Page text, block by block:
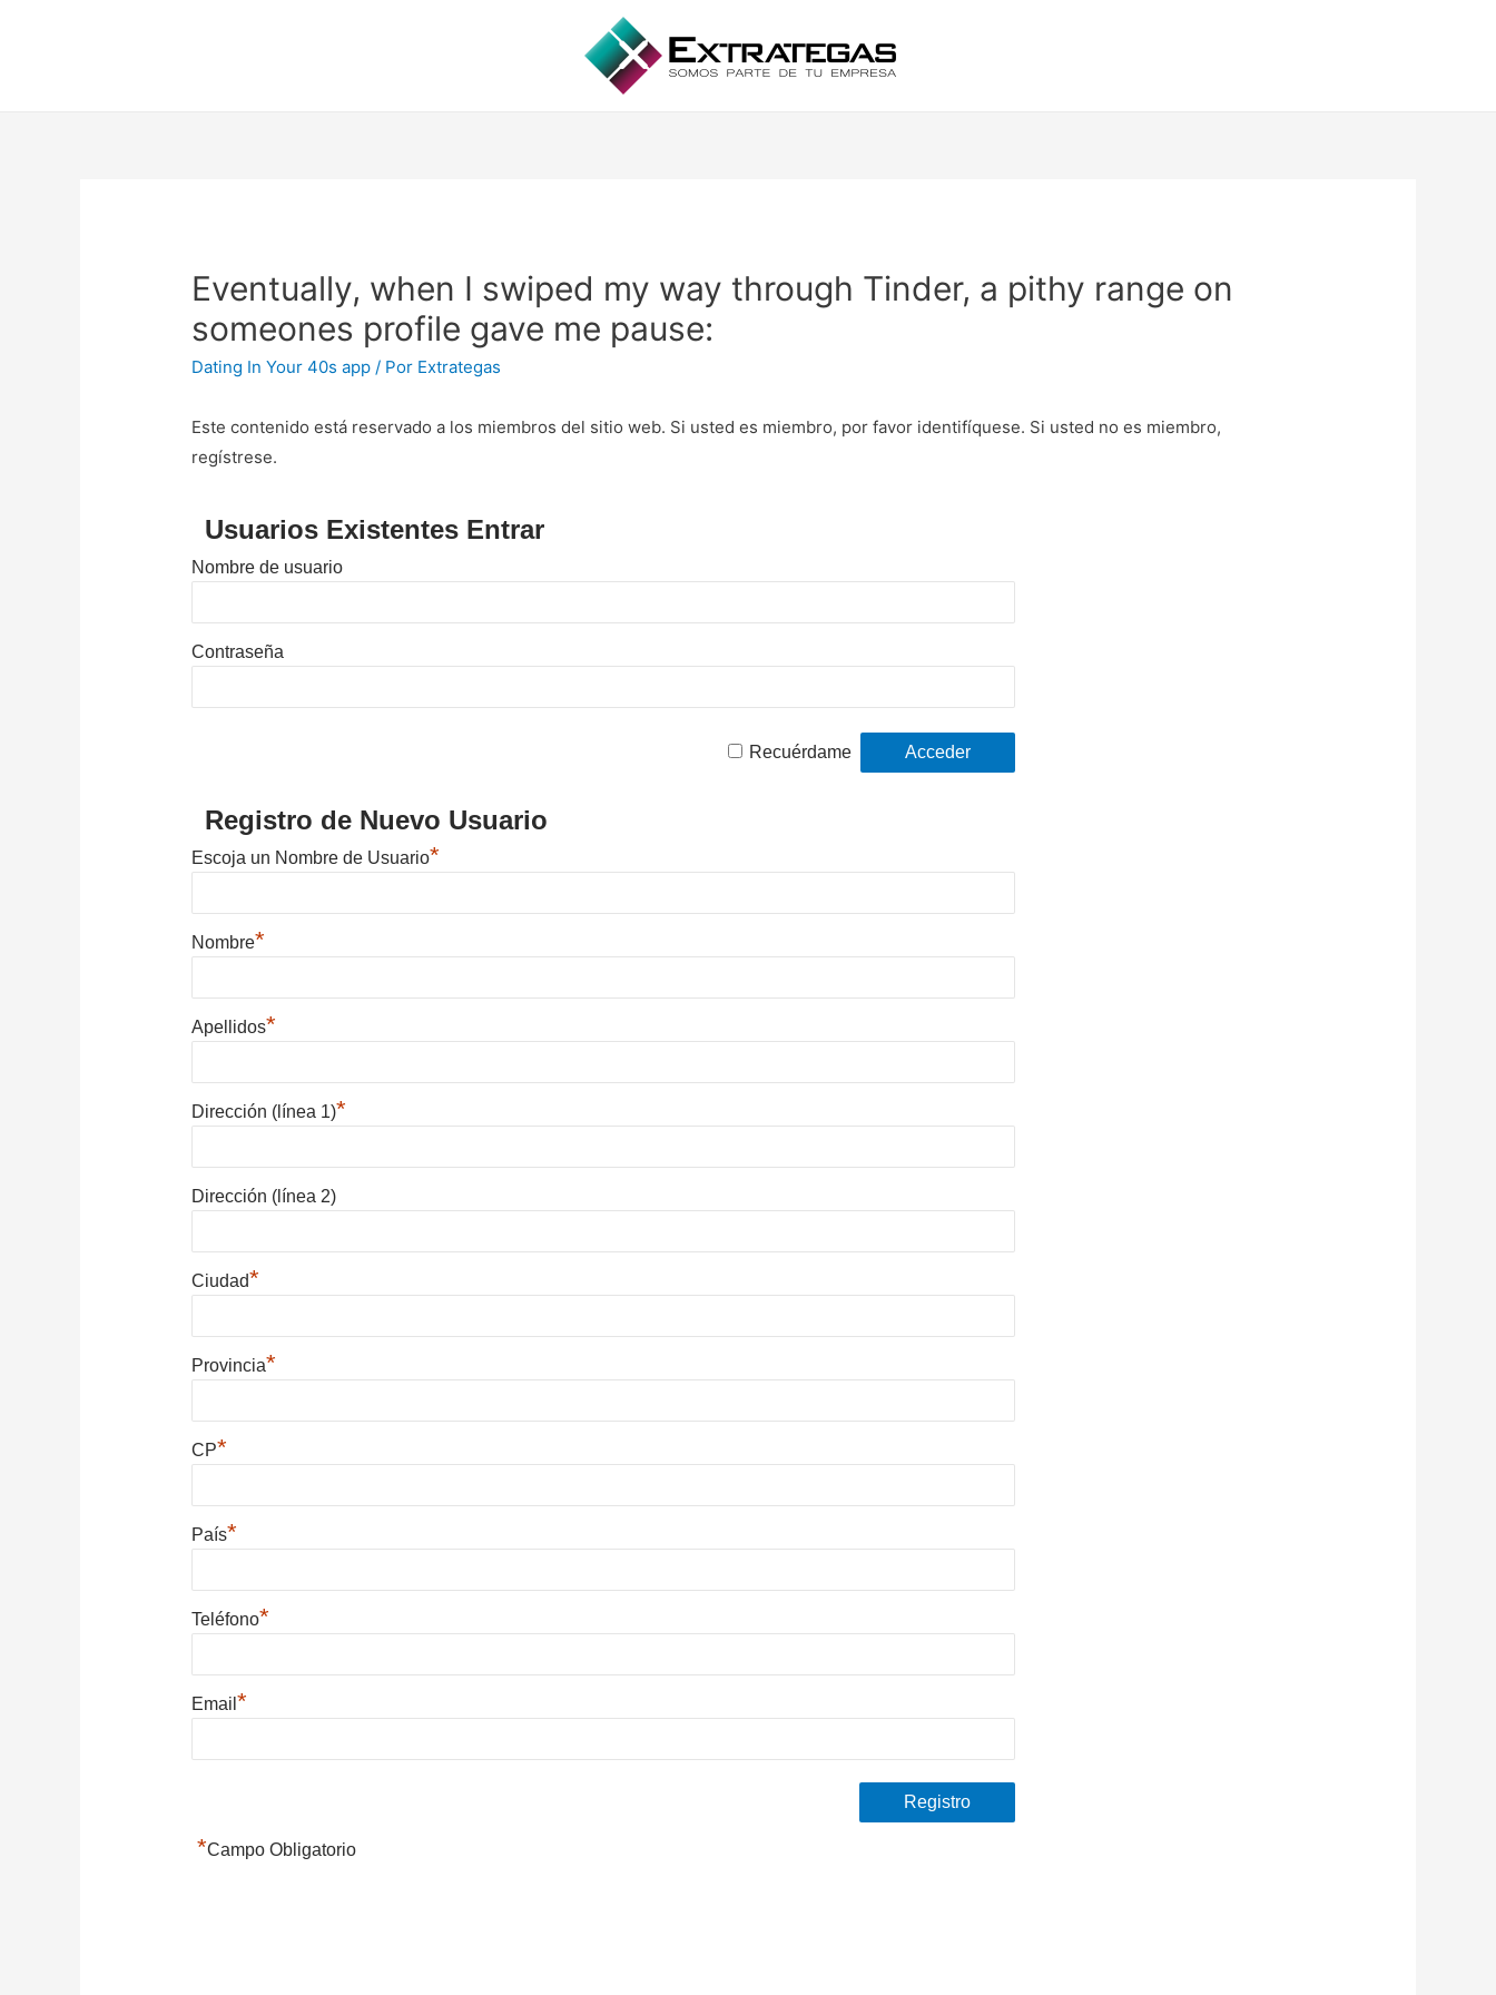
Eventually, when I swiped my way through Tinder, a pithy range on
someones profile gave me pause:
Dating In Your 40s app / Por Extrategas
Este contenido está reservado a los miembros del sitio web. Si usted es miembro, por favor identifíquese. Si usted no es miembro,
regístrese.
Usuarios Existentes Entrar
Nombre de usuario
Contraseña
Recuérdame
Registro de Nuevo Usuario
Escoja un Nombre de Usuario*
Nombre*
Apellidos*
Dirección (línea 1)*
Dirección (línea 2)
Ciudad*
Provincia*
CP*
País*
Teléfono*
Email*
*Campo Obligatorio